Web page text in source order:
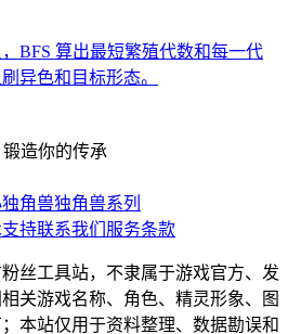
BFS 算出最短繁殖代数和每一代
异色和目标形态。
造你的传承
角兽独角兽系列
持联系我们 服务条款
丝工具站，不隶属于游戏官方、发
关游戏名称、角色、精灵形象、图
本站仅用于资料整理、数据勘误和